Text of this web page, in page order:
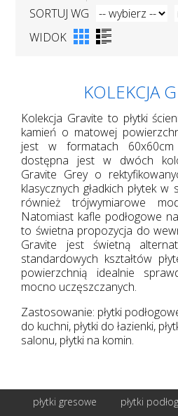
SORTUJ WG
WIDOK
KOLEKCJA
Kolekcja Gravite to płytki
kamień o matowej
jest w formatach 60x60cm
dostępna jest w dwóch
Gravite Grey o
klasycznych gładkich płytek
również trójwymiarowe
Natomiast kafle podłogowe
to świetna propozycja do
Gravite jest świetną
standardowych kształtów
powierzchnią idealnie
mocno uczęszczanych.
Zastosowanie: płytki
do kuchni, płytki do łazienki,
salonu, płytki na komin.
płytki gresowe płytki